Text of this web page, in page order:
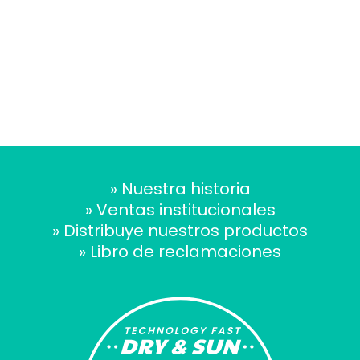
» Nuestra historia
» Ventas institucionales
» Distribuye nuestros productos
» Libro de reclamaciones